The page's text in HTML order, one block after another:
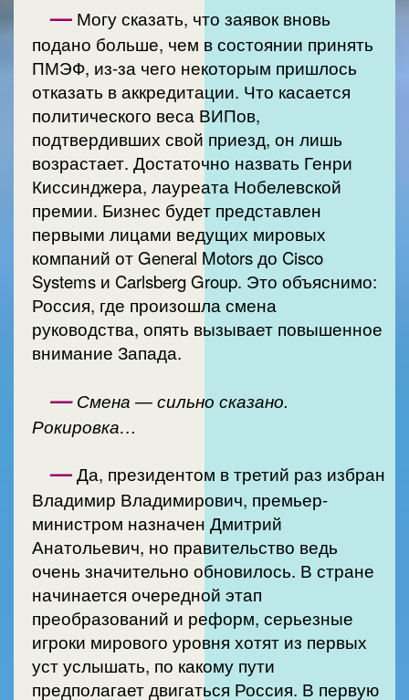
— Могу сказать, что заявок вновь
подано больше, чем в состоянии принять
ПМЭФ, из-за чего некоторым пришлось
отказать в аккредитации. Что касается
политического веса ВИПов,
подтвердивших свой приезд, он лишь
возрастает. Достаточно назвать Генри
Киссинджера, лауреата Нобелевской
премии. Бизнес будет представлен
первыми лицами ведущих мировых
компаний от General Motors до Cisco
Systems и Carlsberg Group. Это объяснимо:
Россия, где произошла смена
руководства, опять вызывает повышенное
внимание Запада.
—Смена — сильно сказано.
Рокировка…
—Да, президентом в третий раз избран
Владимир Владимирович, премьер-
министром назначен Дмитрий
Анатольевич, но правительство ведь
очень значительно обновилось. В стране
начинается очередной этап
преобразований и реформ, серьезные
игроки мирового уровня хотят из первых
уст услышать, по какому пути
предполагает двигаться Россия. В первую